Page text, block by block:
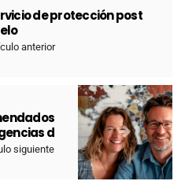
de protección post
anterior
d
siguiente